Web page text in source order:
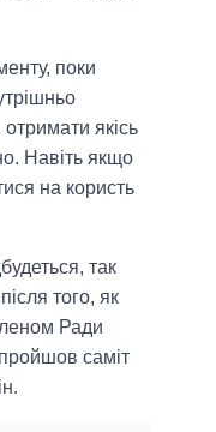
поки
якісь
Навіть якщо
на користь
так
того, як
Ради
саміт